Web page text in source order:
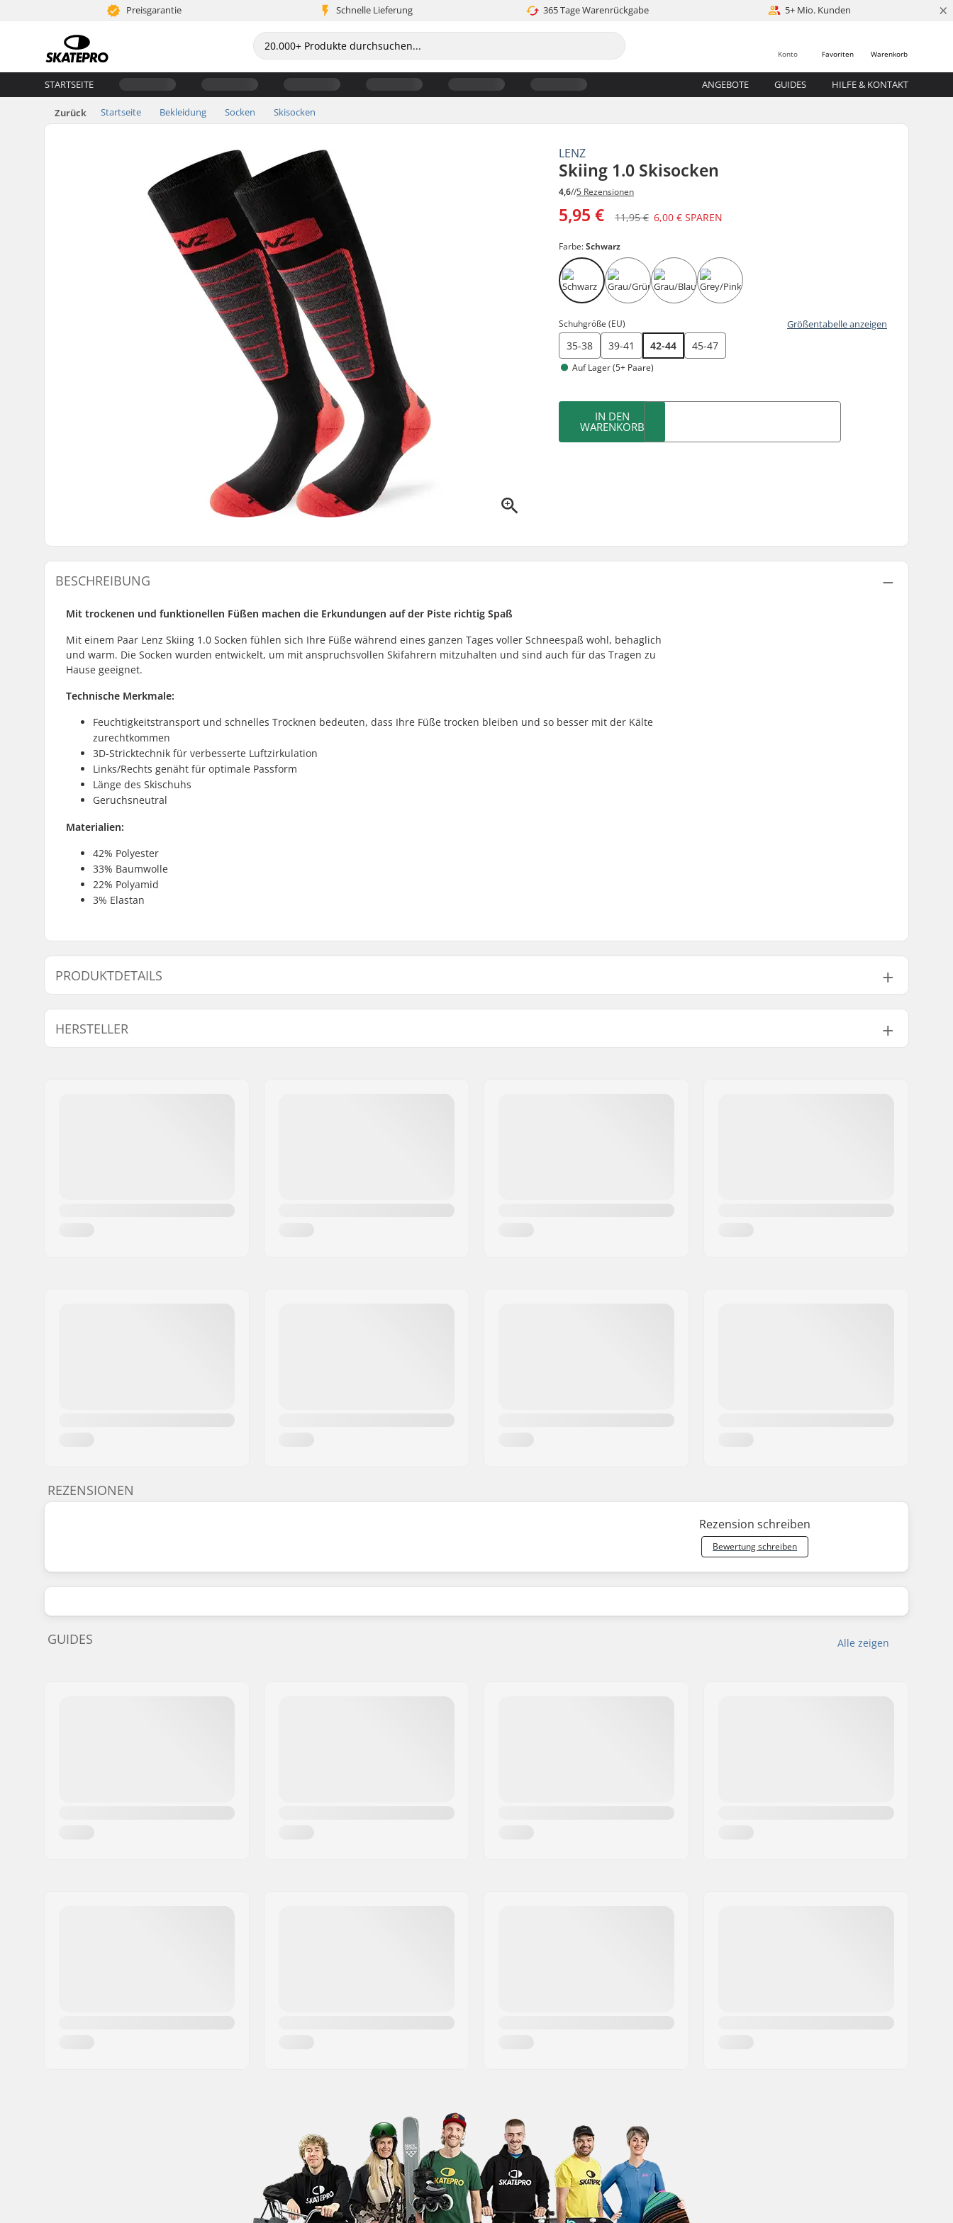
Preisgarantie Schnelle Lieferung 365 Tage Warenrückgabe 5+ Mio. Kunden ×
Warenkorb
Favoriten
Konto
STARTSEITE ANGEBOTE GUIDES HILFE & KONTAKT
Zurück Startseite Bekleidung Socken Skisocken
LENZ
Skiing 1.0 Skisocken
4,6//5 Rezensionen
5,95 € 11,95 € 6,00 € SPAREN
Farbe:Schwarz
Schuhgröße (EU) Größentabelle anzeigen
35-38 39-41 42-44 45-47
Auf Lager (5+ Paare)
IN DEN
WARENKORB
BESCHREIBUNG
Mit trockenen und funktionellen Füßen machen die Erkundungen auf der Piste richtig Spaß
Mit einem Paar Lenz Skiing 1.0 Socken fühlen sich Ihre Füße während eines ganzen Tages voller Schneespaß wohl, behaglich
und warm. Die Socken wurden entwickelt, um mit anspruchsvollen Skifahrern mitzuhalten und sind auch für das Tragen zu
Hause geeignet.
Technische Merkmale:
Feuchtigkeitstransport und schnelles Trocknen bedeuten, dass Ihre Füße trocken bleiben und so besser mit der Kälte
zurechtkommen
3D-Stricktechnik für verbesserte Luftzirkulation
Links/Rechts genäht für optimale Passform
Länge des Skischuhs
Geruchsneutral
Materialien:
42% Polyester
33% Baumwolle
22% Polyamid
3% Elastan
PRODUKTDETAILS
Geschlecht: Unisex
HERSTELLER
REZENSIONEN
Rezension schreiben
Bewertung schreiben
Alle zeigen
GUIDES